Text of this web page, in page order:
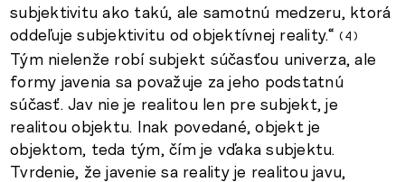
subjektivitu ako takú, ale samotnú medzeru, ktorá
oddeľuje subjektivitu od objektívnej reality.“
4
Tým nielenže robí subjekt súčasťou univerza, ale
formy javenia sa považuje za jeho podstatnú
súčasť. Jav nie je realitou len pre subjekt, je
realitou objektu. Inak povedané, objekt je
objektom, teda tým, čím je vďaka subjektu.
Tvrdenie, že javenie sa reality je realitou javu,